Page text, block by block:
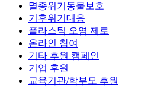
멸종위기동물보호
기후위기대응
플라스틱 오염 제로
온라인 참여
기타 후원 캠페인
기업 후원
교육기관/학부모 후원